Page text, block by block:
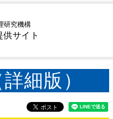
研究機構
供サイト
す>疾患名から探す
）
細版）